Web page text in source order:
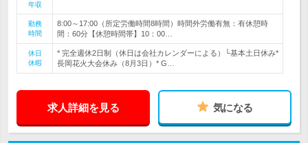
年収
勤務
時間
8:00～17:00（所定労働時間8時間）時間外労働有無：有休憩時
間：60分【休憩時間帯】10：00…
休日
休暇
* 完全週休2日制（休日は会社カレンダーによる）└基本土日休み*
長岡花火大会休み（8月3日）* G…
求人詳細を見る 気になる